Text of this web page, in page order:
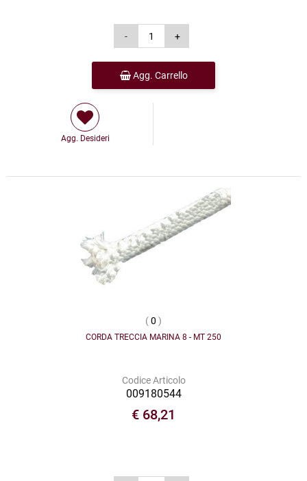
Agg. Carrello
Agg. Desideri
(0 )
CORDA TRECCIA MARINA 8 - MT 250
Codice Articolo
009180544
€ 68,21